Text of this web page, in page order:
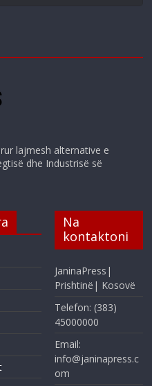
lajmesh alternative e
dhe Industrisë së
Na
kontaktoni
JaninaPress|
Prishtinë| Kosovë
Telefon: (383)
45000000
Email:
info@janinapress.c
om